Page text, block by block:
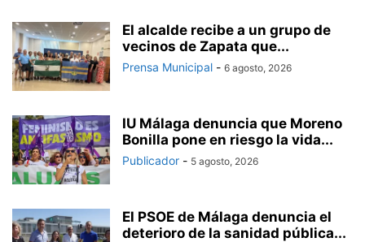
El alcalde recibe a un grupo de
vecinos de Zapata que...
Prensa Municipal - 6 agosto, 2026
IU Málaga denuncia que Moreno
Bonilla pone en riesgo la vida...
Publicador - 5 agosto, 2026
El PSOE de Málaga denuncia el
deterioro de la sanidad pública...